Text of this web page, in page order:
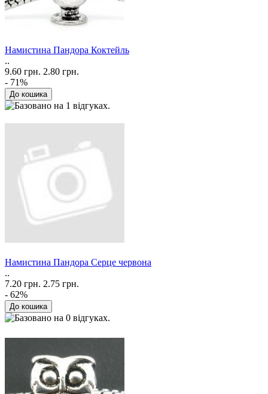
Намистина Пандора Коктейль
..
9.60 грн. 2.80 грн.
- 71%
Намистина Пандора Серце червона
..
7.20 грн. 2.75 грн.
- 62%